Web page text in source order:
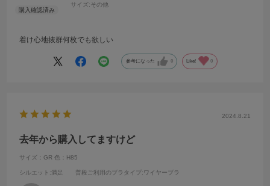
サイズ: その他
着け心地抜群何枚でも欲しい
参考になった 0 Like! 0
2024.8.21
去年から購入してますけど
サイズ：GR 色：H85
シルエット :満足 普段ご利用のブラタイプ :ワイヤーブラ